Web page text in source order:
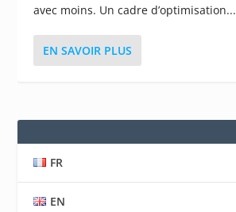
avec moins. Un cadre d’optimisation...
EN SAVOIR PLUS
FR
EN